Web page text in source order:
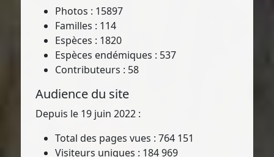
Photos : 15897
Familles : 114
Espèces : 1820
Espèces endémiques : 537
Contributeurs : 58
Audience du site
Depuis le 19 juin 2022 :
Total des pages vues : 764 151
Visiteurs uniques : 184 969